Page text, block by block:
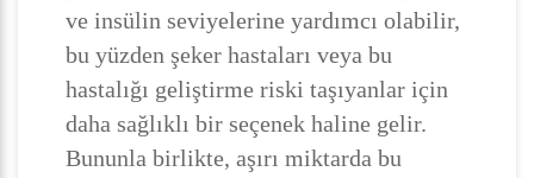
ve insülin seviyelerine yardımcı olabilir,
bu yüzden şeker hastaları veya bu
hastalığı geliştirme riski taşıyanlar için
daha sağlıklı bir seçenek haline gelir.
Bununla birlikte, aşırı miktarda bu